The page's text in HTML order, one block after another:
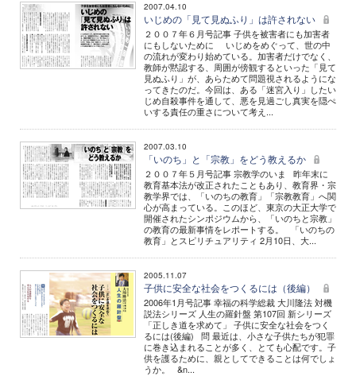
2007.04.10
いじめの「見て見ぬふり」は許されない
２００７年６月号記事 子供を被害者にも加害者
にもしないために いじめをめぐって、世の中
の流れが変わり始めている。加害者だけでなく、
教師が黙認する、周囲が傍観するといった「見て
見ぬふり」が、あらためて問題視されるようにな
ってきたのだ。今回は、ある「迷宮入り」したい
じめ自殺事件を通して、悪を見過ごし真実を隠ぺ
いする責任の重さについて考え...
2007.03.10
「いのち」と「宗教」をどう教えるか
２００７年５月号記事 宗教学のいま 昨年末に
教育基本法が改正されたこともあり、教育界・宗
教学界では、「いのちの教育」「宗教教育」へ関
心が高まっている。このほど、東京の大正大学で
開催されたシンポジウムから、「いのちと宗教」
の教育の最新事情をレポートする。 「いのちの
教育」とスピリチュアリティ 2月10日、大...
2005.11.07
子供に安全な社会をつくるには（後編）
2006年1月号記事 幸福の科学総裁 大川隆法 対機
説法シリーズ 人生の羅針盤 第107回 新シリーズ
「正しき道を求めて」 子供に安全な社会をつく
るには(後編) 問 最近は、小さな子供たちが犯罪
に巻き込まれることが多く、とても心配です。子
供を護るために、親としてできることは何でしょ
うか。 &n...